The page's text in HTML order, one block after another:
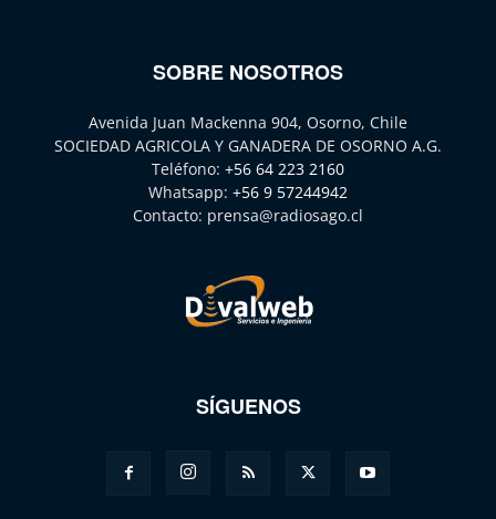
SOBRE NOSOTROS
Avenida Juan Mackenna 904, Osorno, Chile
SOCIEDAD AGRICOLA Y GANADERA DE OSORNO A.G.
Teléfono: +56 64 223 2160
Whatsapp: +56 9 57244942
Contacto: prensa@radiosago.cl
SÍGUENOS